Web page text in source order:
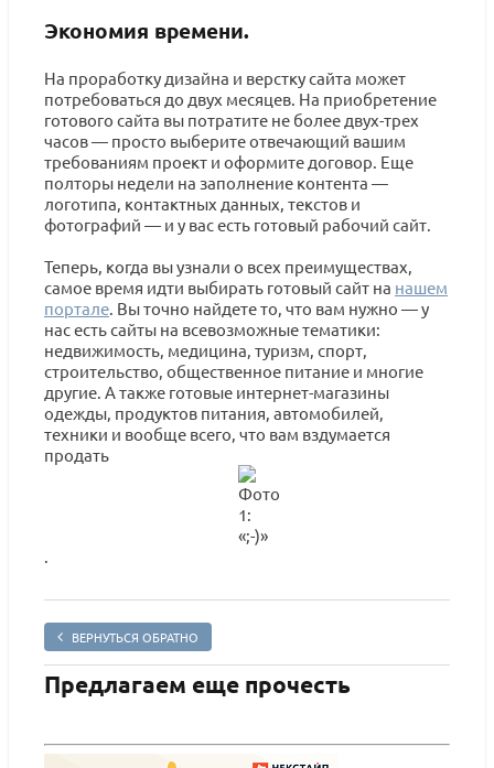
Экономия времени.
На проработку дизайна и верстку сайта может
потребоваться до двух месяцев. На приобретение
готового сайта вы потратите не более двух-трех
часов — просто выберите отвечающий вашим
требованиям проект и оформите договор. Еще
полторы недели на заполнение контента —
логотипа, контактных данных, текстов и
фотографий — и у вас есть готовый рабочий сайт.
Теперь, когда вы узнали о всех преимуществах,
самое время идти выбирать готовый сайт на нашем
портале. Вы точно найдете то, что вам нужно — у
нас есть сайты на всевозможные тематики:
недвижимость, медицина, туризм, спорт,
строительство, общественное питание и многие
другие. А также готовые интернет-магазины
одежды, продуктов питания, автомобилей,
техники и вообще всего, что вам вздумается
продать
.
ВЕРНУТЬСЯ ОБРАТНО
Предлагаем еще прочесть